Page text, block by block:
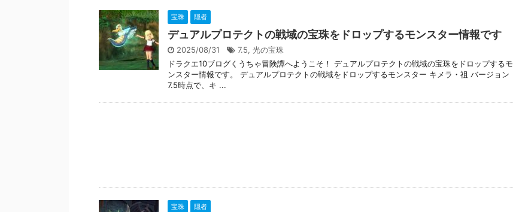
宝珠 隠者
デュアルプロテクトの戦域の宝珠をドロップするモンスター情報です
2025/08/31 7.5, 光の宝珠
ドラクエ10ブログくうちゃ冒険譚へようこそ！ デュアルプロテクトの戦域の宝珠をドロップするモ
ンスター情報です。 デュアルプロテクトの戦域をドロップするモンスター キメラ・祖 バージョン
7.5時点で、キ ...
宝珠 隠者